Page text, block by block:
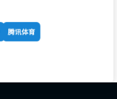
腾讯体育